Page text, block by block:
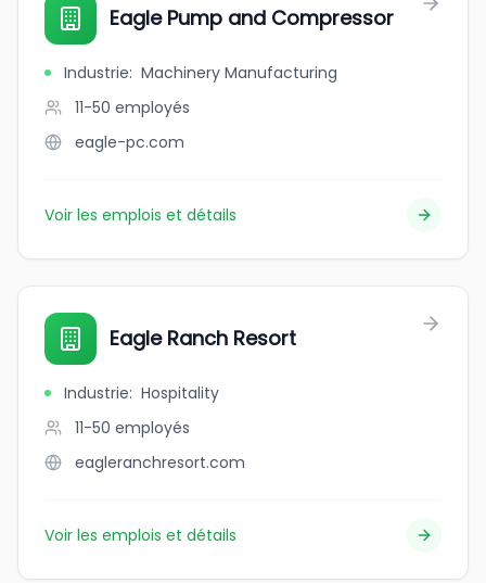
Eagle Pump and Compressor
Industrie: Machinery Manufacturing
11-50 employés
eagle-pc.com
Voir les emplois et détails
Eagle Ranch Resort
Industrie: Hospitality
11-50 employés
eagleranchresort.com
Voir les emplois et détails